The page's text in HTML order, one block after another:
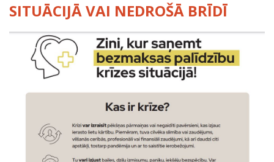
SITUĀCIJĀ VAI NEDROŠĀ BRĪDĪ